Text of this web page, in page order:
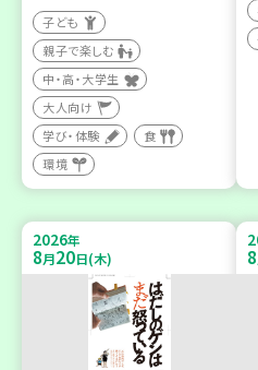
子ども
親子で楽しむ
中・高・大学生
大人向け
学び・体験
食
環境
2026年
8月20日(木) 8